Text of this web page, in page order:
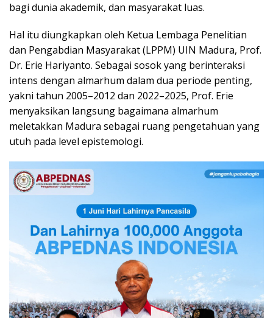
bagi dunia akademik, dan masyarakat luas.
Hal itu diungkapkan oleh Ketua Lembaga Penelitian
dan Pengabdian Masyarakat (LPPM) UIN Madura, Prof.
Dr. Erie Hariyanto. Sebagai sosok yang berinteraksi
intens dengan almarhum dalam dua periode penting,
yakni tahun 2005–2012 dan 2022–2025, Prof. Erie
menyaksikan langsung bagaimana almarhum
meletakkan Madura sebagai ruang pengetahuan yang
utuh pada level epistemologi.